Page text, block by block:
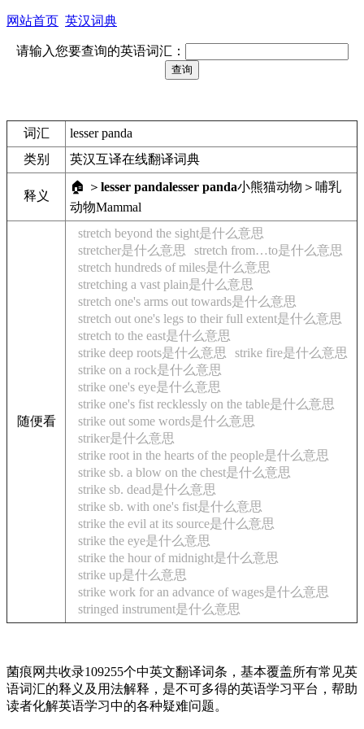
网站首页 英汉词典
请输入您要查询的英语词汇：
词汇
lesser panda
类别
英汉互译在线翻译词典
释义
🏠 ＞ lesser pandalesser panda小熊猫动物＞哺乳
动物Mammal
随便看
stretch beyond the sight是什么意思
stretcher是什么意思
stretch from…to是什么意思
stretch hundreds of miles是什么意思
stretching a vast plain是什么意思
stretch one's arms out towards是什么意思
stretch out one's legs to their full extent是什么意思
stretch to the east是什么意思
strike deep roots是什么意思
strike fire是什么意思
strike on a rock是什么意思
strike one's eye是什么意思
strike one's fist recklessly on the table是什么意思
strike out some words是什么意思
striker是什么意思
strike root in the hearts of the people是什么意思
strike sb. a blow on the chest是什么意思
strike sb. dead是什么意思
strike sb. with one's fist是什么意思
strike the evil at its source是什么意思
strike the eye是什么意思
strike the hour of midnight是什么意思
strike up是什么意思
strike work for an advance of wages是什么意思
stringed instrument是什么意思
菌痕网共收录109255个中英文翻译词条，基本覆盖所有常见英
语词汇的释义及用法解释，是不可多得的英语学习平台，帮助
读者化解英语学习中的各种疑难问题。